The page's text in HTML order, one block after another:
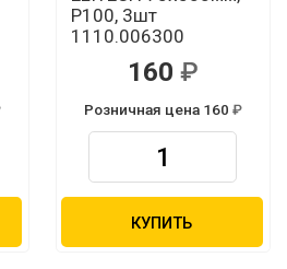
Р100, 3шт
1110.006300
160
Розничная цена 160
КУПИТЬ